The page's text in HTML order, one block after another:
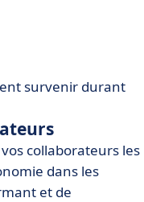
survenir durant
collaborateurs les
dans les
et de